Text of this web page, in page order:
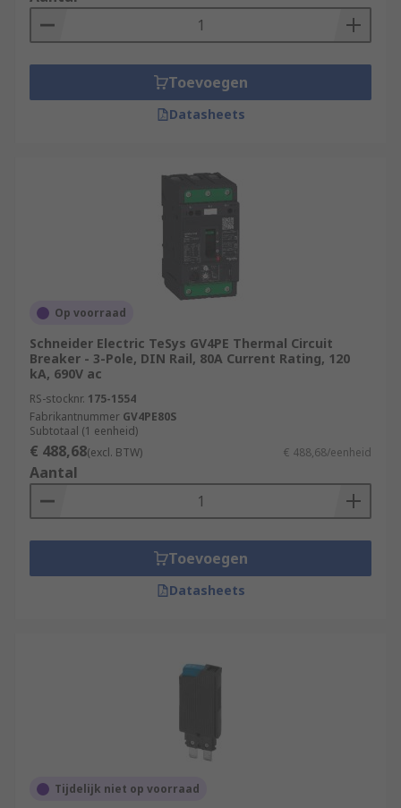
What are thermal automotive circuit
breakers used for?
Thermal automotive circuit breakers are used to
protect electrical networks in most types of
vehicles, including cars, vans, buses, and boats.
Toevoegen
Datasheets
Op voorraad
Schneider Electric TeSys GV4PE Thermal Circuit
Breaker - 3-Pole, DIN Rail, 80A Current Rating, 120
kA, 690V ac
RS-stocknr. 175-1554
Fabrikantnummer GV4PE80S
Subtotaal (1 eenheid)
€ 488,68(excl. BTW) € 488,68/eenheid
Aantal
Toevoegen
Datasheets
Tijdelijk niet op voorraad